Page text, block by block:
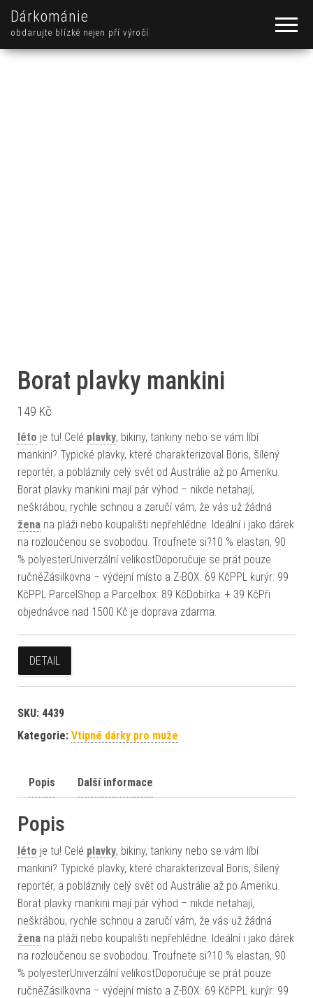
Dárkománie
obdarujte blízké nejen pří výročí
Borat plavky mankini
149 Kč
léto je tu! Celé plavky, bikiny, tankiny nebo se vám líbí
mankini? Typické plavky, které charakterizoval Boris, šílený
reportér, a pobláznily celý svět od Austrálie až po Ameriku.
Borat plavky mankini mají pár výhod – nikde netahají,
neškrábou, rychle schnou a zaručí vám, že vás už žádná
žena na pláži nebo koupališti nepřehlédne. Ideální i jako dárek
na rozloučenou se svobodou. Troufnete si?10 % elastan, 90
% polyesterUniverzální velikostDoporučuje se prát pouze
ručněZásilkovna – výdejní místo a Z-BOX: 69 KčPPL kurýr: 99
KčPPL ParcelShop a Parcelbox: 89 KčDobírka: + 39 KčPři
objednávce nad 1500 Kč je doprava zdarma.
DETAIL
SKU: 4439
Kategorie: Vtipné dárky pro muže
Popis Další informace
Popis
léto je tu! Celé plavky, bikiny, tankiny nebo se vám líbí
mankini? Typické plavky, které charakterizoval Boris, šílený
reportér, a pobláznily celý svět od Austrálie až po Ameriku.
Borat plavky mankini mají pár výhod – nikde netahají,
neškrábou, rychle schnou a zaručí vám, že vás už žádná
žena na pláži nebo koupališti nepřehlédne. Ideální i jako dárek
na rozloučenou se svobodou. Troufnete si?10 % elastan, 90
% polyesterUniverzální velikostDoporučuje se prát pouze
ručněZásilkovna – výdejní místo a Z-BOX: 69 KčPPL kurýr: 99